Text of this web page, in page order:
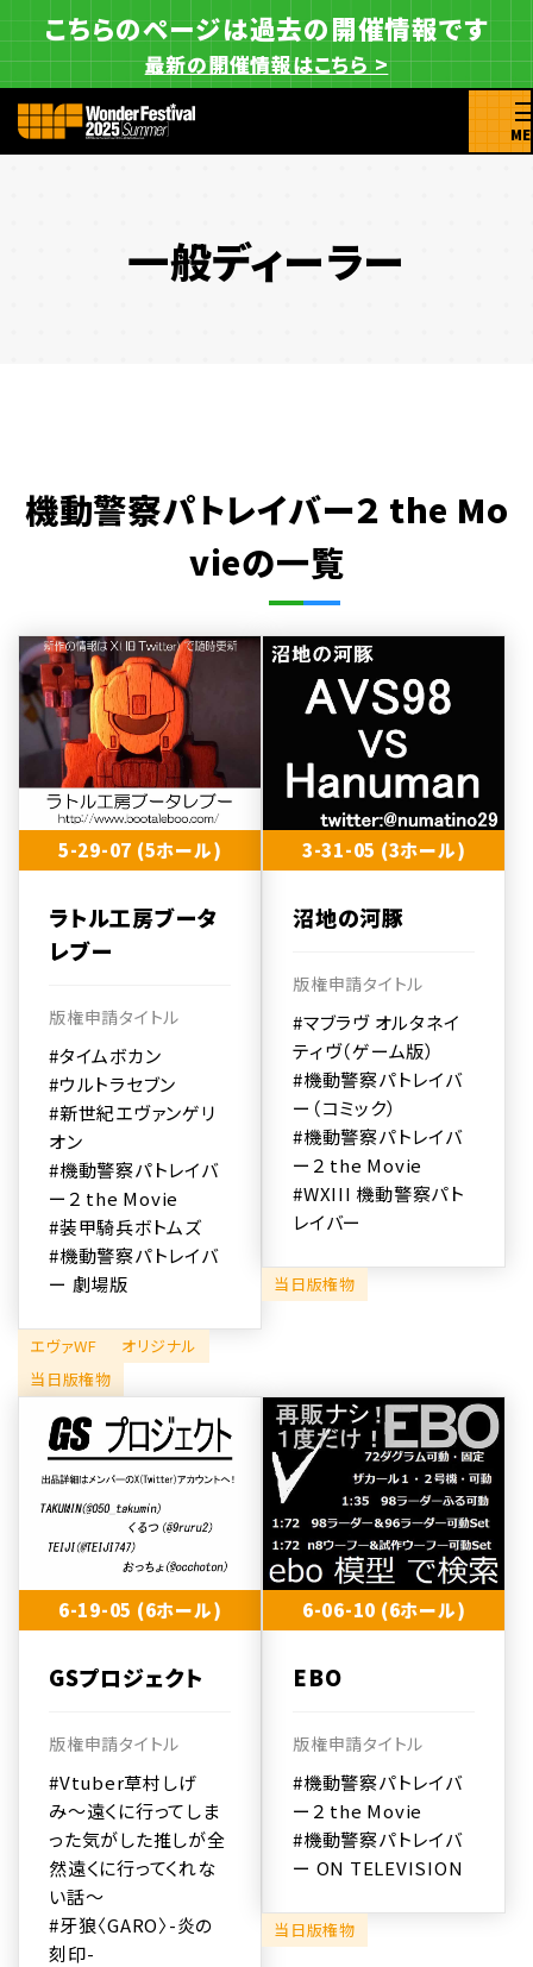
こちらのページは過去の開催情報です
最新の開催情報はこちら >
一般ディーラー
機動警察パトレイバー２ the Mo
vieの一覧
5-29-07 (5ホール)
ラトル工房ブータ
レブー
版権申請タイトル
#タイムボカン
#ウルトラセブン
#新世紀エヴァンゲリ
オン
#機動警察パトレイバ
ー２ the Movie
#装甲騎兵ボトムズ
#機動警察パトレイバ
ー 劇場版
エヴァWF
オリジナル
当日版権物
3-31-05 (3ホール)
沼地の河豚
版権申請タイトル
#マブラヴ オルタネイ
ティヴ（ゲーム版）
#機動警察パトレイバ
ー（コミック）
#機動警察パトレイバ
ー２ the Movie
#WXIII 機動警察パト
レイバー
当日版権物
6-19-05 (6ホール)
GSプロジェクト
版権申請タイトル
#Vtuber草村しげ
み〜遠くに行ってしま
った気がした推しが全
然遠くに行ってくれな
い話〜
#牙狼〈GARO〉-炎の
刻印-
6-06-10 (6ホール)
EBO
版権申請タイトル
#機動警察パトレイバ
ー２ the Movie
#機動警察パトレイバ
ー ON TELEVISION
当日版権物